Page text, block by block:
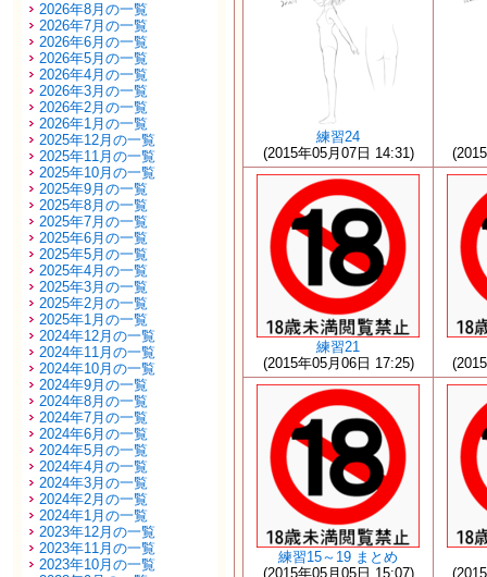
2026年8月の一覧
2026年7月の一覧
2026年6月の一覧
2026年5月の一覧
2026年4月の一覧
2026年3月の一覧
2026年2月の一覧
2026年1月の一覧
2025年12月の一覧
2025年11月の一覧
2025年10月の一覧
2025年9月の一覧
2025年8月の一覧
2025年7月の一覧
2025年6月の一覧
2025年5月の一覧
2025年4月の一覧
2025年3月の一覧
2025年2月の一覧
2025年1月の一覧
2024年12月の一覧
2024年11月の一覧
2024年10月の一覧
2024年9月の一覧
2024年8月の一覧
2024年7月の一覧
2024年6月の一覧
2024年5月の一覧
2024年4月の一覧
2024年3月の一覧
2024年2月の一覧
2024年1月の一覧
2023年12月の一覧
2023年11月の一覧
2023年10月の一覧
練習24
(2015年05月07日 14:31)
練習21
(2015年05月06日 17:25)
練習15～19 まとめ
(2015年05月05日 15:07)